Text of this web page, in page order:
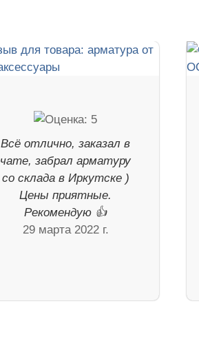
Всё отлично, заказал в
чате, забрал арматуру
со склада в Иркутске )
Цены приятные.
Рекомендую 👍
29 марта 2022 г.